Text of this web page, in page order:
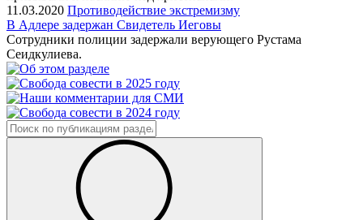
11.03.2020 Противодействие экстремизму
В Адлере задержан Свидетель Иеговы
Сотрудники полиции задержали верующего Рустама
Сеидкулиева.